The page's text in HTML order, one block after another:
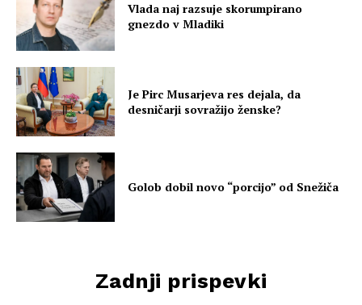
Vlada naj razsuje skorumpirano
gnezdo v Mladiki
Je Pirc Musarjeva res dejala, da
desničarji sovražijo ženske?
Golob dobil novo “porcijo” od Snežiča
Zadnji prispevki